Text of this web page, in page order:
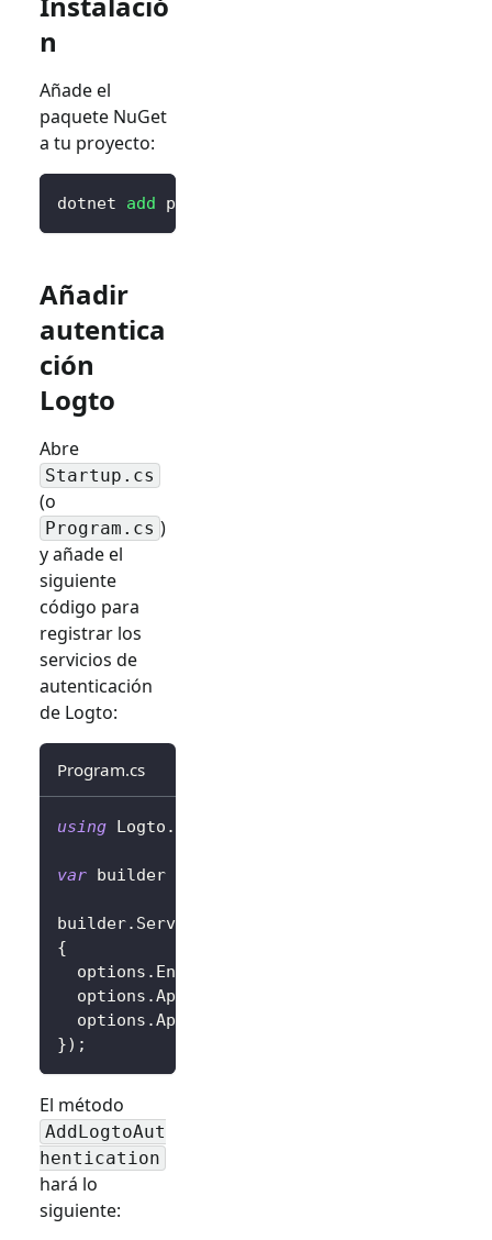
n
Añade el
paquete NuGet
a tu proyecto:
dotnet add package
Añadir
autentica
ción
Logto
Abre
Startup.cs
(o
Program.cs )
y añade el
siguiente
código para
registrar los
servicios de
autenticación
de Logto:
Program.cs
using Logto .
var builder
builder. Services
{
  options
. Endpoint
  options
.AppId
  options
.AppSecret
}) ;
El método
AddLogtoAut
hentication
hará lo
siguiente: